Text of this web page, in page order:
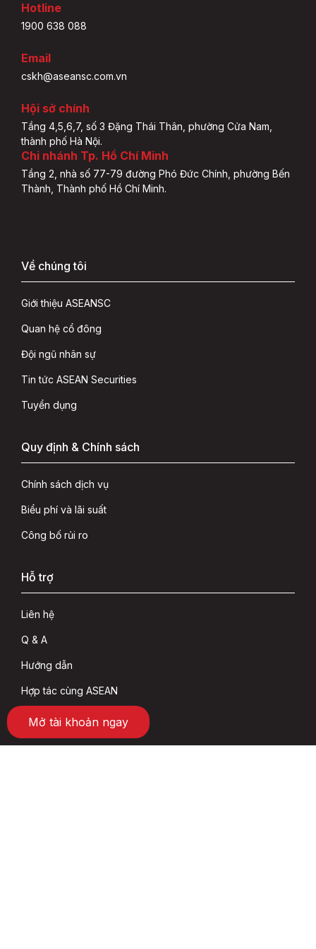
Hotline
1900 638 088
Email
cskh@aseansc.com.vn
Hội sở chính
Tầng 4,5,6,7, số 3 Đặng Thái Thân, phường Cửa Nam,
thành phố Hà Nội.
Chi nhánh Tp. Hồ Chí Minh
Tầng 2, nhà số 77-79 đường Phó Đức Chính, phường Bến
Thành, Thành phố Hồ Chí Minh.
Về chúng tôi
Giới thiệu ASEANSC
Quan hệ cổ đông
Đội ngũ nhân sự
Tin tức ASEAN Securities
Tuyển dụng
Quy định & Chính sách
Chính sách dịch vụ
Biểu phí và lãi suất
Công bố rủi ro
Hỗ trợ
Liên hệ
Q & A
Hướng dẫn
Hợp tác cùng ASEAN
Mở tài khoản ngay